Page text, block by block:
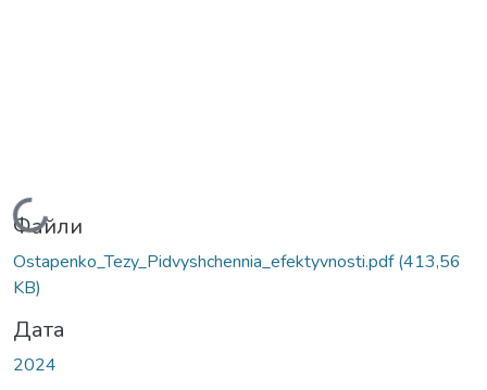
Вантажиться...
Файли
Ostapenko_Tezy_Pidvyshchennia_efektyvnosti.pdf(413,56
KB)
Дата
2024